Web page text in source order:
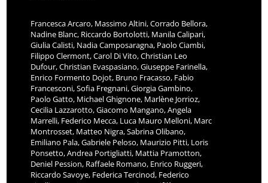
Francesca Arcaro, Massimo Altini, Corrado Bellora,
Nadine Blanc, Riccardo Bortolotti, Manila Calipari,
Giulia Calisti, Nadia Camposaragna, Paolo Ciambi,
Filippo Clermont, Carol Di Vito, Christian Leo
Dufour, Christian Evaspasiano, Giuseppe Farinella,
Enrico Formento Dojot, Bruno Fracasso, Fabio
Francesconi, Sofia Fregnani, Giorgia Gambino,
Paolo Gatto, Michael Ghignone, Marlène Jorrioz,
Cecilia Lazzarotto, Giacomo Mangano, Angela
Marrelli, Federico Mecca, Luca Mauro Melloni, Marc
Montrosset, Matteo Nigra, Sabrina Olibano,
Emiliano Pala, Gabriele Peloso, Maurizio Pitti, Loris
Ponsetto, Andrea Portigliatti, Mattia Pramotton,
Deniel Pession, Raffaele Romano, Enrico Ruggeri,
Riccardo Savoye, Federica Tercinod, Federico